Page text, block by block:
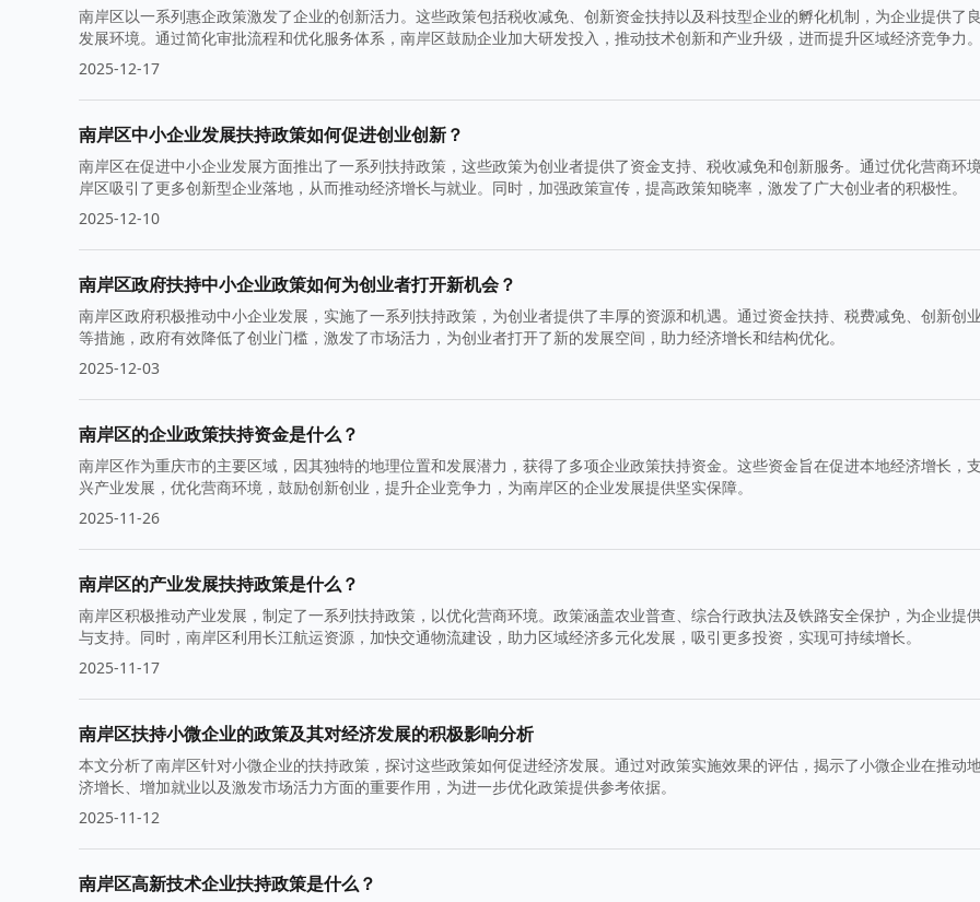
南岸区以一系列惠企政策激发了企业的创新活力。这些政策包括税收减免、创新资金扶持以及科技型企业的孵化机制，为企业提供了
发展环境。通过简化审批流程和优化服务体系，南岸区鼓励企业加大研发投入，推动技术创新和产业升级，进而提升区域经济竞争力。
2025-12-17
南岸区中小企业发展扶持政策如何促进创业创新？
南岸区在促进中小企业发展方面推出了一系列扶持政策，这些政策为创业者提供了资金支持、税收减免和创新服务。通过优化营商环
岸区吸引了更多创新型企业落地，从而推动经济增长与就业。同时，加强政策宣传，提高政策知晓率，激发了广大创业者的积极性。
2025-12-10
南岸区政府扶持中小企业政策如何为创业者打开新机会？
南岸区政府积极推动中小企业发展，实施了一系列扶持政策，为创业者提供了丰厚的资源和机遇。通过资金扶持、税费减免、创新创
等措施，政府有效降低了创业门槛，激发了市场活力，为创业者打开了新的发展空间，助力经济增长和结构优化。
2025-12-03
南岸区的企业政策扶持资金是什么？
南岸区作为重庆市的主要区域，因其独特的地理位置和发展潜力，获得了多项企业政策扶持资金。这些资金旨在促进本地经济增长，
兴产业发展，优化营商环境，鼓励创新创业，提升企业竞争力，为南岸区的企业发展提供坚实保障。
2025-11-26
南岸区的产业发展扶持政策是什么？
南岸区积极推动产业发展，制定了一系列扶持政策，以优化营商环境。政策涵盖农业普查、综合行政执法及铁路安全保护，为企业提
与支持。同时，南岸区利用长江航运资源，加快交通物流建设，助力区域经济多元化发展，吸引更多投资，实现可持续增长。
2025-11-17
南岸区扶持小微企业的政策及其对经济发展的积极影响分析
本文分析了南岸区针对小微企业的扶持政策，探讨这些政策如何促进经济发展。通过对政策实施效果的评估，揭示了小微企业在推动
济增长、增加就业以及激发市场活力方面的重要作用，为进一步优化政策提供参考依据。
2025-11-12
南岸区高新技术企业扶持政策是什么？